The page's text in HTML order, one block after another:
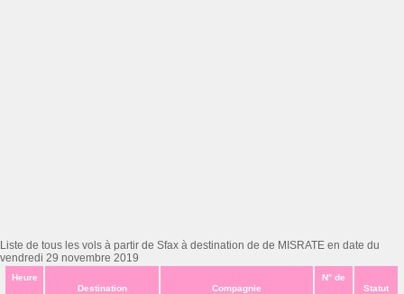
Liste de tous les vols à partir de Sfax à destination de de MISRATE en date du
vendredi 29 novembre 2019
Heure
Destination Compagnie
N° de
Statut